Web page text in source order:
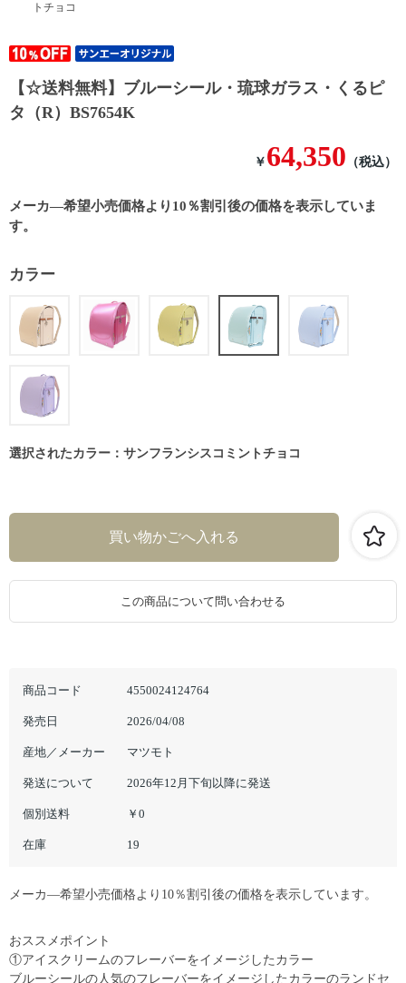
トチョコ
【☆送料無料】ブルーシール・琉球ガラス・くるピ
タ（R）BS7654K
メーカ―希望小売価格より10％割引後の価格を表示していま
す。
￥ 64,350 （税込）
商品コード 4550024124764
発売日 2026/04/08
産地／メーカー マツモト
発送について 2026年12月下旬以降に発送
個別送料 ￥0
在庫 19
カラー
選択されたカラー：サンフランシスコミントチョコ
この商品について問い合わせる
メーカ―希望小売価格より10％割引後の価格を表示しています。
おススメポイント
①アイスクリームのフレーバーをイメージしたカラー
ブルーシールの人気のフレーバーをイメージしたカラーのランドセ